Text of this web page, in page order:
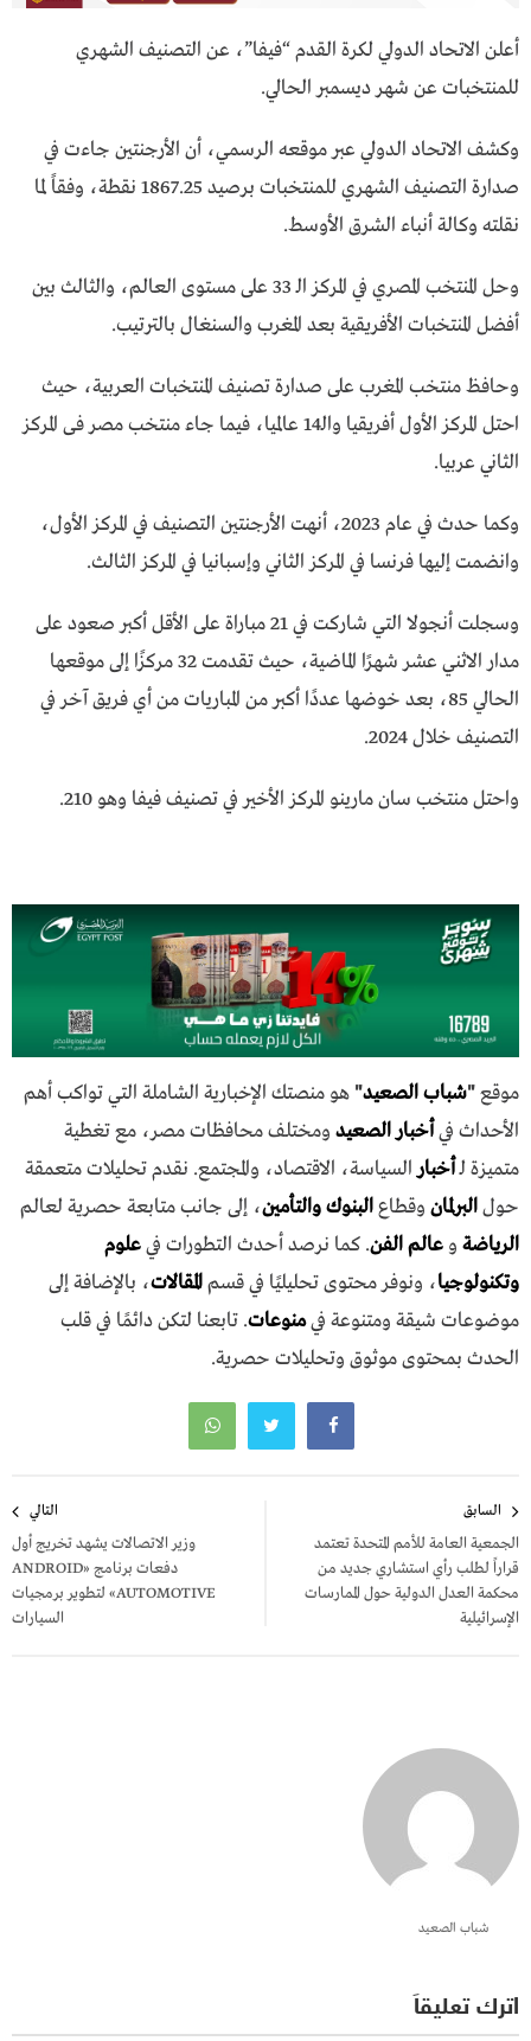
أعلن الاتحاد الدولي لكرة القدم “فيفا”، عن التصنيف الشهري
للمنتخبات عن شهر ديسمبر الحالي.
وكشف الاتحاد الدولي عبر موقعه الرسمي، أن الأرجنتين جاءت في
صدارة التصنيف الشهري للمنتخبات برصيد 1867.25 نقطة، وفقاً لما
نقلته وكالة أنباء الشرق الأوسط.
وحل المنتخب المصري في المركز الـ 33 على مستوى العالم، والثالث بين
أفضل المنتخبات الأفريقية بعد المغرب والسنغال بالترتيب.
وحافظ منتخب المغرب على صدارة تصنيف المنتخبات العربية، حيث
احتل المركز الأول أفريقيا والـ14 عالميا، فيما جاء منتخب مصر فى المركز
الثاني عربيا.
وكما حدث في عام 2023، أنهت الأرجنتين التصنيف في المركز الأول،
وانضمت إليها فرنسا في المركز الثاني وإسبانيا في المركز الثالث.
وسجلت أنجولا التي شاركت في 21 مباراة على الأقل أكبر صعود على
مدار الاثني عشر شهرًا الماضية، حيث تقدمت 32 مركزًا إلى موقعها
الحالي 85، بعد خوضها عددًا أكبر من المباريات من أي فريق آخر في
التصنيف خلال 2024.
واحتل منتخب سان مارينو المركز الأخير في تصنيف فيفا وهو 210.
موقع"شباب الصعيد" هو منصتك الإخبارية الشاملة التي تواكب أهم
الأحداث فيأخبار الصعيد ومختلف محافظات مصر، مع تغطية
متميزة لـأخبارالسياسة، الاقتصاد، والمجتمع. نقدم تحليلات متعمقة
حولالبرلمان وقطاعالبنوك والتأمين، إلى جانب متابعة حصرية لعالم
الرياضة و عالم الفن. كما نرصد أحدث التطورات فيعلوم
وتكنولوجيا، ونوفر محتوى تحليليًا في قسمالمقالات، بالإضافة إلى
موضوعات شيقة ومتنوعة فيمنوعات. تابعنا لتكن دائمًا في قلب
الحدث بمحتوى موثوق وتحليلات حصرية.
المقالات
السابق
الجمعية العامة للأمم المتحدة تعتمد
قراراً لطلب رأي استشاري جديد من
محكمة العدل الدولية حول الممارسات
الإسرائيلية
التالي
وزير الاتصالات يشهد تخريج أول
دفعات برنامج «ANDROID
AUTOMOTIVE» لتطوير برمجيات
السيارات
شباب الصعيد
اترك تعليقاً